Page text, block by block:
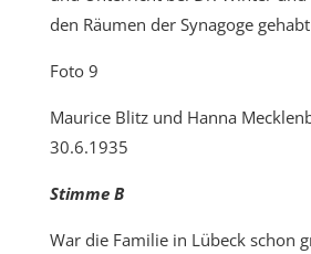
den Räumen der Synagoge
Foto 9
Maurice Blitz und Hanna
30.6.1935
Stimme B
War die Familie in Lübeck schon